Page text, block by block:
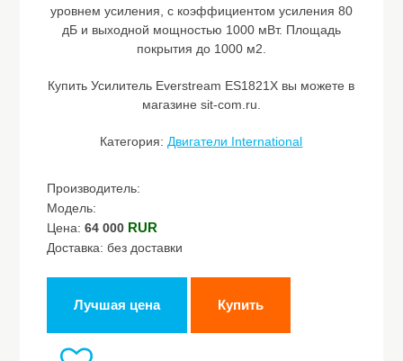
уровнем усиления, с коэффициентом усиления 80
дБ и выходной мощностью 1000 мВт. Площадь
покрытия до 1000 м2.
Купить Усилитель Everstream ES1821X вы можете в
магазине sit-com.ru.
Категория: Двигатели International
Производитель:
Модель:
Цена:64 000 RUR
Доставка: без доставки
Лучшая цена Купить